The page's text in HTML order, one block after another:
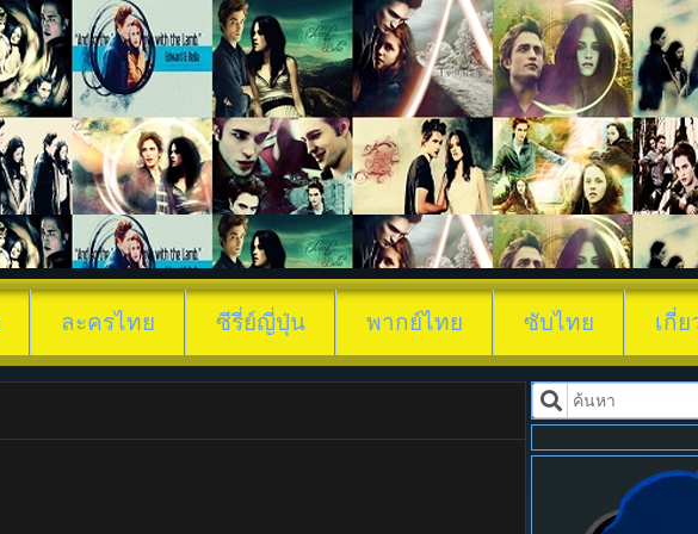
ดูซีรี่ย์ คะแนนเหนือสม
ละครไทย ซีรี่ย์ญี่ปุ่น พากย์ไทย ซับไทย เกี่ย